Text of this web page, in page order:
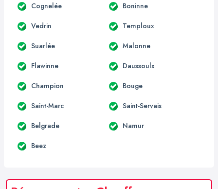
Cognelée Boninne
Vedrin Temploux
Suarlée Malonne
Flawinne Daussoulx
Champion Bouge
Saint-Marc Saint-Servais
Belgrade Namur
Beez